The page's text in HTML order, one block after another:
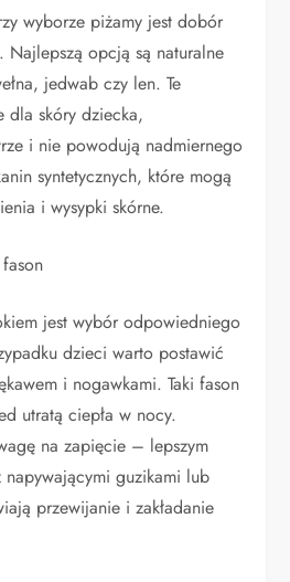
wyborze piżamy jest dobór
opcją są naturalne
jedwab czy len. Te
dla skóry dziecka,
i nie powodują nadmiernego
syntetycznych, które mogą
i wysypki skórne.
jest wybór odpowiedniego
dzieci warto postawić
i nogawkami. Taki fason
utratą ciepła w nocy.
na zapięcie – lepszym
guzikami lub
przewijanie i zakładanie